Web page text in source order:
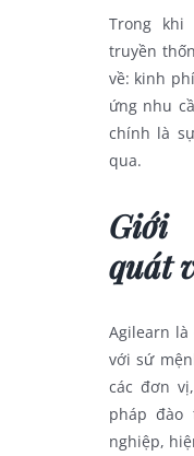
Trong
truyền
về: kinh
ứng nhu
chính là
qua.
Giới
quát
Agilearn
với sứ
các đơn
pháp đào
nghiệp,